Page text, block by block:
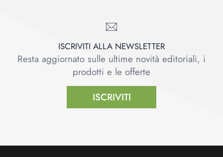
ISCRIVITI ALLA NEWSLETTER
Resta aggiornato sulle ultime novità editoriali, i
prodotti e le offerte
ISCRIVITI